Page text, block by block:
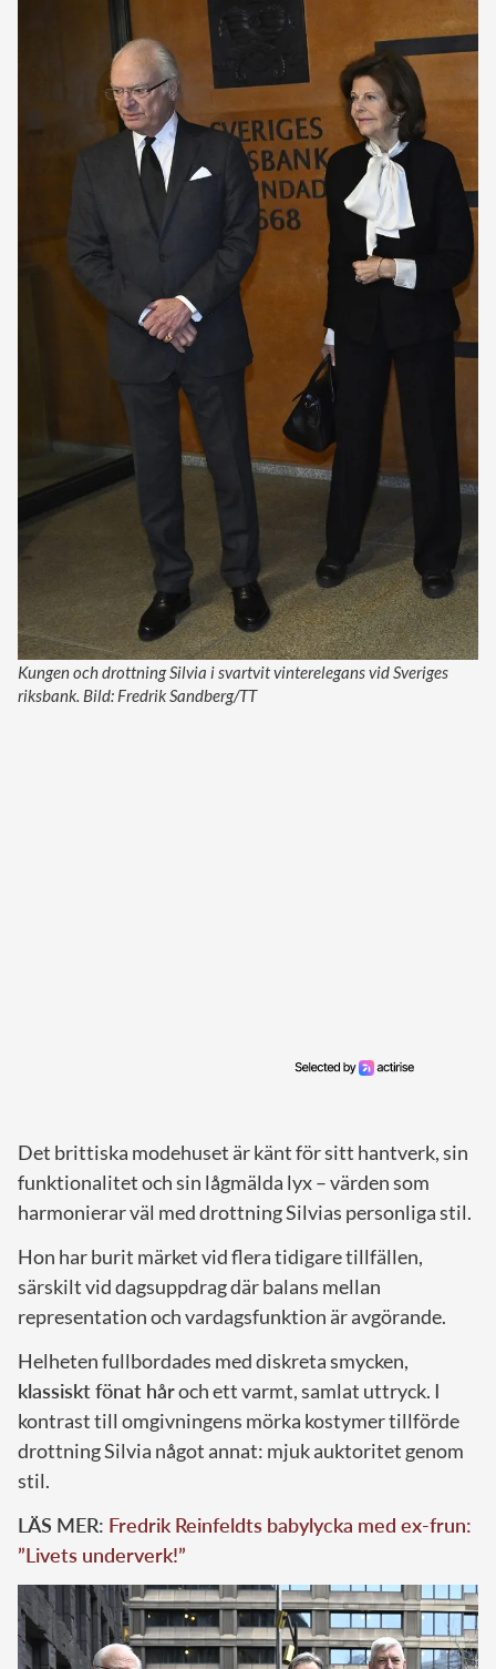
Kungen och drottning Silvia i svartvit vinterelegans vid Sveriges
riksbank. Bild: Fredrik Sandberg/TT
Det brittiska modehuset är känt för sitt hantverk, sin
funktionalitet och sin lågmälda lyx – värden som
harmonierar väl med drottning Silvias personliga stil.
Hon har burit märket vid flera tidigare tillfällen,
särskilt vid dagsuppdrag där balans mellan
representation och vardagsfunktion är avgörande.
Helheten fullbordades med diskreta smycken,
klassiskt fönat håroch ett varmt, samlat uttryck. I
kontrast till omgivningens mörka kostymer tillförde
drottning Silvia något annat: mjuk auktoritet genom
stil.
LÄS MER: Fredrik Reinfeldts babylycka med ex-frun:
”Livets underverk!”